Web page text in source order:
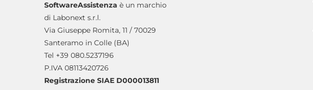
SoftwareAssistenza è un marchio
di Labonext s.r.l.
Via Giuseppe Romita, 11 / 70029
Santeramo in Colle (BA)
Tel +39 080.5237196
P.IVA 08113420726
Registrazione SIAE D000013811